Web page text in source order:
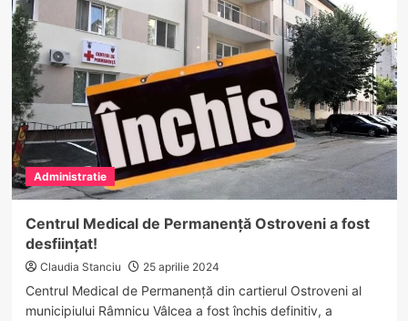
finalizată
la
Mateești.
Primarul
Anghelescu
a
dat
startul
asfaltărilor
Administratie
Centrul Medical de Permanență Ostroveni a fost
desființat!
Claudia Stanciu 25 aprilie 2024
Centrul Medical de Permanență din cartierul Ostroveni al
municipiului Râmnicu Vâlcea a fost închis definitiv, a